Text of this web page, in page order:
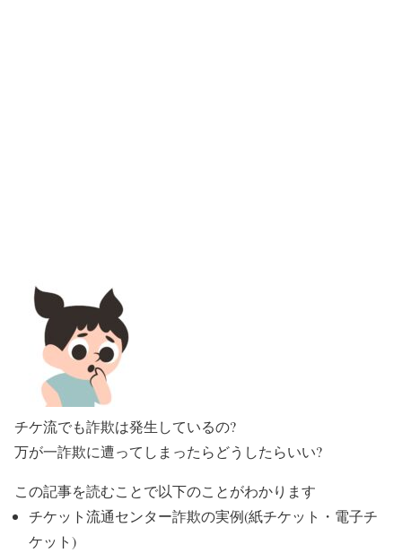
チケ流でも詐欺は発生しているの?
万が一詐欺に遭ってしまったらどうしたらいい?
この記事を読むことで以下のことがわかります
チケット流通センター詐欺の実例(紙チケット・電子チ
ケット)